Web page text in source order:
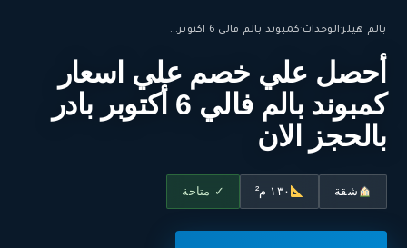
بالم هيلز·الوحدات·كمبوند بالم فالي 6 اكتوبر...
أحصل علي خصم علي اسعار
كمبوند بالم فالي 6 أكتوبر بادر
بالحجز الان
شقة ١٣٠ م² ✓ متاحة